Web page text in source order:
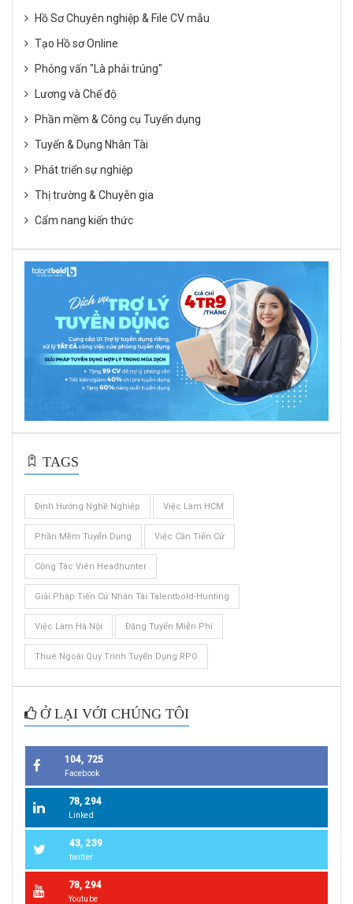
Hồ Sơ Chuyên nghiệp & File CV mẫu
Tạo Hồ sơ Online
Phỏng vấn "Là phải trúng"
Lương và Chế độ
Phần mềm & Công cụ Tuyển dụng
Tuyển & Dụng Nhân Tài
Phát triển sự nghiệp
Thị trường & Chuyên gia
Cẩm nang kiến thức
TAGS
Định Hướng Nghề Nghiệp Việc Làm HCM
Phần Mềm Tuyển Dụng Việc Cần Tiến Cử
Cộng Tác Viên Headhunter
Giải Pháp Tiến Cử Nhân Tài Talentbold-Hunting
Việc Làm Hà Nội Đăng Tuyển Miễn Phí
Thuê Ngoài Quy Trình Tuyển Dụng RPO
Ở LẠI VỚI CHÚNG TÔI
104, 725
Facebook
78, 294
Linked
43, 239
twitter
78, 294
Youtube